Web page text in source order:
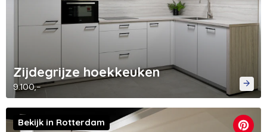
Zijdegrijze hoekkeuken
9.100,-
Bekijk in Rotterdam